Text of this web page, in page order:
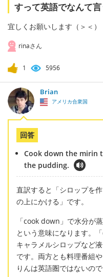
すって英語でなんて言
宜しくお願いします（＞＜）
rinaさん
1 5956
Brian
アメリカ合衆国
回答
Cook down the mirin
the pudding.
直訳すると「シロップを
の上にかける」です。
「cook down」で水分が
という意味になります。
キャラメルシロップなど
です。両方とも料理番組
りんは英語圏ではないの